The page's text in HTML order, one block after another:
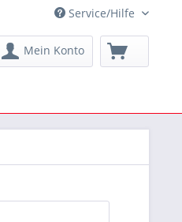
Service/Hilfe
Mein Konto